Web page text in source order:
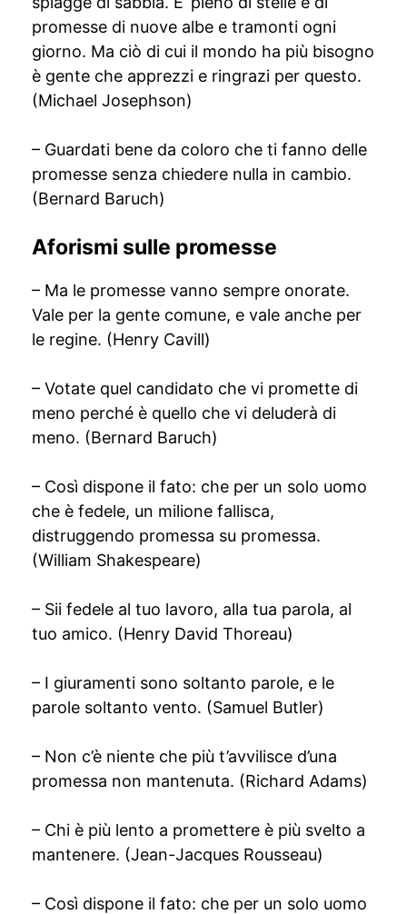
promesse di nuove albe e tramonti ogni
giorno. Ma ciò di cui il mondo ha più bisogno
è gente che apprezzi e ringrazi per questo.
(Michael Josephson)
– Guardati bene da coloro che ti fanno delle
promesse senza chiedere nulla in cambio.
(Bernard Baruch)
Aforismi sulle promesse
– Ma le promesse vanno sempre onorate.
Vale per la gente comune, e vale anche per
le regine. (Henry Cavill)
– Votate quel candidato che vi promette di
meno perché è quello che vi deluderà di
meno. (Bernard Baruch)
– Così dispone il fato: che per un solo uomo
che è fedele, un milione fallisca,
distruggendo promessa su promessa.
(William Shakespeare)
– Sii fedele al tuo lavoro, alla tua parola, al
tuo amico. (Henry David Thoreau)
– I giuramenti sono soltanto parole, e le
parole soltanto vento. (Samuel Butler)
– Non c’è niente che più t’avvilisce d’una
promessa non mantenuta. (Richard Adams)
– Chi è più lento a promettere è più svelto a
mantenere. (Jean-Jacques Rousseau)
– Così dispone il fato: che per un solo uomo